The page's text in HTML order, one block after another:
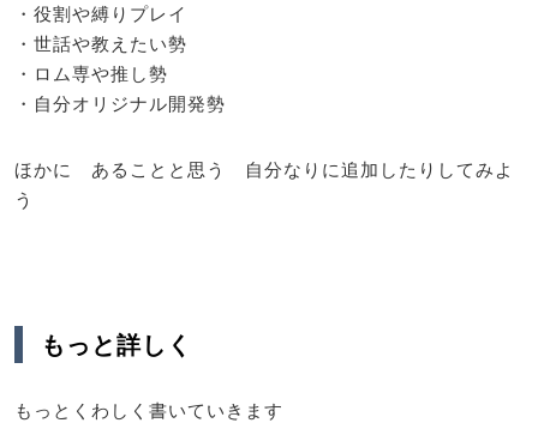
・役割や縛りプレイ
・世話や教えたい勢
・ロム専や推し勢
・自分オリジナル開発勢
ほかに あることと思う 自分なりに追加したりしてみよ
う
もっと詳しく
もっとくわしく書いていきます